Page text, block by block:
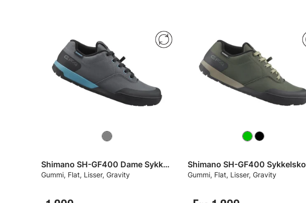
Shimano SH-GF400 Dame Sykkelsko
Gummi, Flat, Lisser, Gravity
Shimano SH-GF400 Sykkelsko
Gummi, Flat, Lisser, Gravity